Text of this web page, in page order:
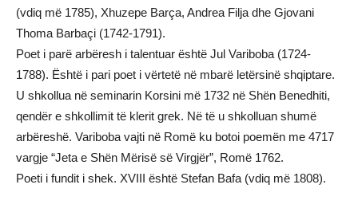
(vdiq më 1785), Xhuzepe Barça, Andrea Filja dhe Gjovani
Thoma Barbaçi (1742-1791).
Poet i parë arbëresh i talentuar është Jul Variboba (1724-
1788). Është i pari poet i vërtetë në mbarë letërsinë shqiptare.
U shkollua në seminarin Korsini më 1732 në Shën Benedhiti,
qendër e shkollimit të klerit grek. Në të u shkolluan shumë
arbëreshë. Variboba vajti në Romë ku botoi poemën me 4717
vargje “Jeta e Shën Mërisë së Virgjër”, Romë 1762.
Poeti i fundit i shek. XVIII është Stefan Bafa (vdiq më 1808).